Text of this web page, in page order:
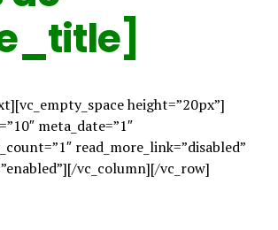
height=”20px”]
meta_date=”1″
read_more_link=”disabled”
vc_column][/vc_row]